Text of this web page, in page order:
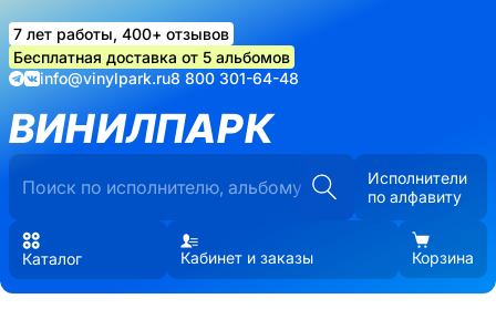
7 лет работы, 400+ отзывов
Бесплатная доставка от 5 альбомов
info@vinylpark.ru8 800 301-64-48
ВИНИЛПАРК
Исполнители
по алфавиту
Каталог Кабинет и заказы Корзина
Реальные фото пластинки.
Нажмите, чтобы увеличить